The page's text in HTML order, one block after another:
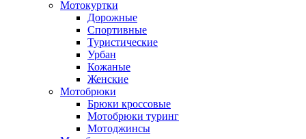
Мотокуртки
Дорожные
Спортивные
Туристические
Урбан
Кожаные
Женские
Мотобрюки
Брюки кроссовые
Мотобрюки туринг
Мотоджинсы